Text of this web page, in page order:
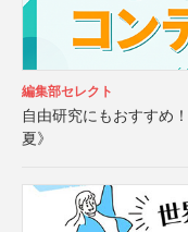
編集部セレクト
自由研究にもおすすめ
夏》